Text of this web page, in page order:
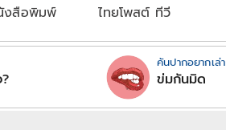
งสือพิมพ์ ไทยโพสต์ ทีวี
คันปากอยากเล่า
ข่มกันมิด